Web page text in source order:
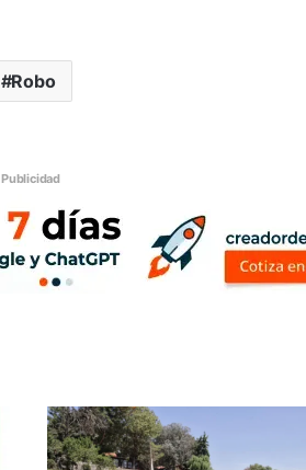
Robo
Publicidad